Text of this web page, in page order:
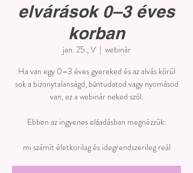
elvárások 0–3 éves
korban
jan. 25., V
  |
webinár
Ha van egy 0–3 éves gyereked és az alvás körül
sok a bizonytalanságd, bűntudatod vagy nyomásod
van, ez a webinár neked szól.
Ebben az ingyenes előadásban megnézzük:
mi számít életkorilag és idegrendszerileg reál